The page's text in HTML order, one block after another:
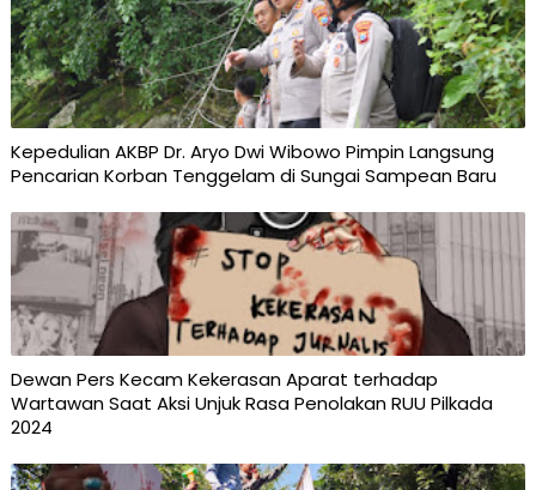
Kepedulian AKBP Dr. Aryo Dwi Wibowo Pimpin Langsung
Pencarian Korban Tenggelam di Sungai Sampean Baru
Dewan Pers Kecam Kekerasan Aparat terhadap
Wartawan Saat Aksi Unjuk Rasa Penolakan RUU Pilkada
2024